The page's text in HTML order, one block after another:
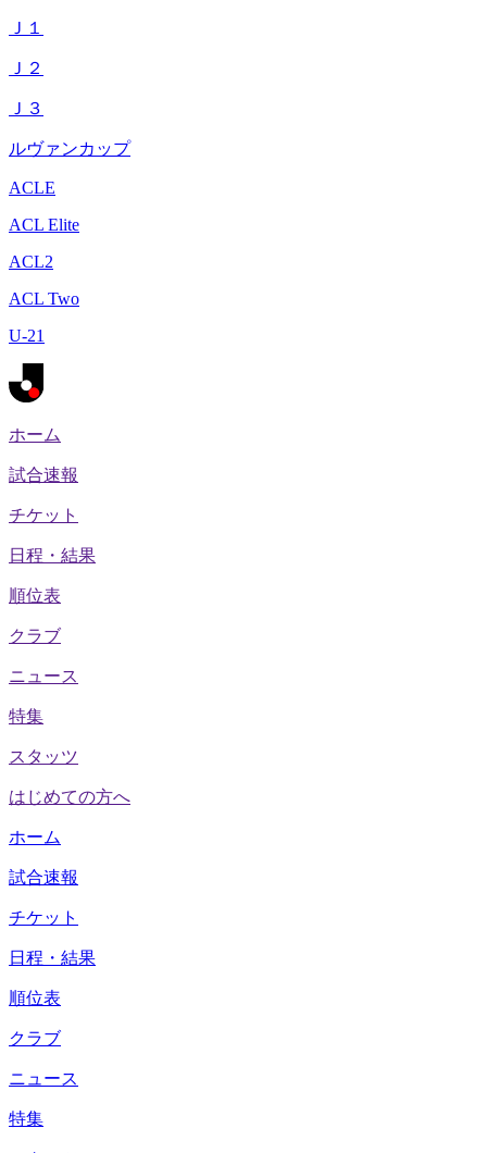
Ｊ１
Ｊ２
Ｊ３
ルヴァンカップ
ACLE
ACL Elite
ACL2
ACL Two
U-21
ホーム
試合速報
チケット
日程・結果
順位表
クラブ
ニュース
特集
スタッツ
はじめての方へ
ホーム
試合速報
チケット
日程・結果
順位表
クラブ
ニュース
特集